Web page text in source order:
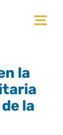
la
la